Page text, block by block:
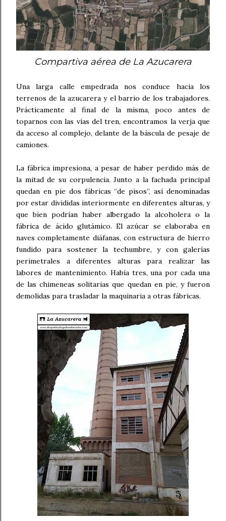
Compartiva aérea de La Azucarera
Una larga calle empedrada nos conduce hacia los
terrenos de la azucarera y el barrio de los trabajadores.
Prácticamente al final de la misma, poco antes de
toparnos con las vías del tren, encontramos la verja que
da acceso al complejo, delante de la báscula de pesaje de
camiones.
La fábrica impresiona, a pesar de haber perdido más de
la mitad de su corpulencia. Junto a la fachada principal
quedan en pie dos fábricas “de pisos”, así denominadas
por estar divididas interiormente en diferentes alturas, y
que bien podrían haber albergado la alcoholera o la
fábrica de ácido glutámico. El azúcar se elaboraba en
naves completamente diáfanas, con estructura de hierro
fundido para sostener la techumbre, y con galerías
perimetrales a diferentes alturas para realizar las
labores de mantenimiento. Había tres, una por cada una
de las chimeneas solitarias que quedan en pie, y fueron
demolidas para trasladar la maquinaria a otras fábricas.